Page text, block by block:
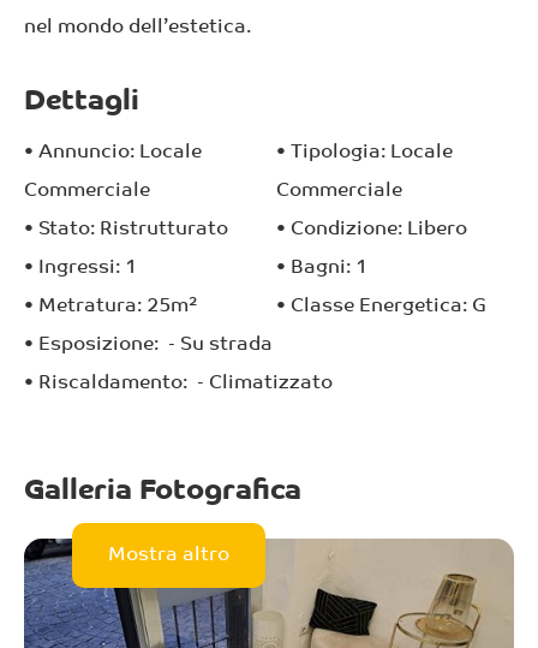
nel mondo dell’estetica.
Dettagli
• Annuncio: Locale
Commerciale
• Tipologia: Locale
Commerciale
• Stato: Ristrutturato • Condizione: Libero
•
Ingressi: 1 • Bagni: 1
• Metratura: 25m² • Classe Energetica: G
• Esposizione: - Su strada
• Riscaldamento: - Climatizzato
Mostra altro
Galleria Fotografica